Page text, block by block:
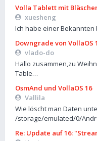
Volla Tablett mit
xuesheng
Ich habe einer
Downgrade von
vlado-do
Hallo zusammen,zu
Table…
OsmAnd und VollaOS 16
Vallila
Wie löscht man Daten
/storage/emulated/0/
Re: Update auf 16: